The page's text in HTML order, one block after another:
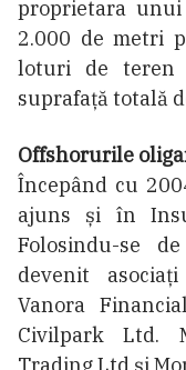
proprietara
2.000 de metri
loturi de teren
suprafață totală
Offshorurile
Începând cu
ajuns și în
Folosindu-se
devenit
Vanora
Civilpark Ltd.